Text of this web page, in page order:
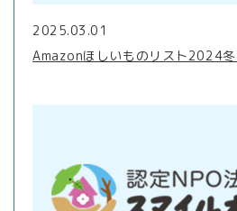
2025.03.01
Amazonほしいものリスト2024冬